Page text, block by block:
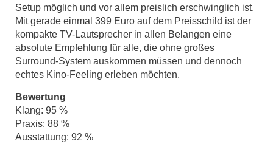
Setup möglich und vor allem preislich erschwinglich ist.
Mit gerade einmal 399 Euro auf dem Preisschild ist der
kompakte TV-Lautsprecher in allen Belangen eine
absolute Empfehlung für alle, die ohne großes
Surround-System auskommen müssen und dennoch
echtes Kino-Feeling erleben möchten.
Bewertung
Klang: 95 %
Praxis: 88 %
Ausstattung: 92 %